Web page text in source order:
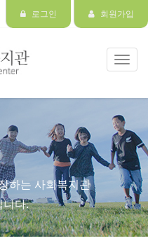
로그인 회원가입
하는 사회복지관
니다.